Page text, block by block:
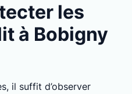
les
à Bobigny
il suffit d’observer